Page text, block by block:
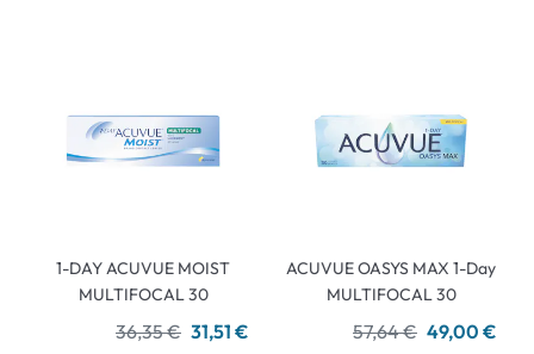
1-DAY ACUVUE MOIST
MULTIFOCAL 30
36,35 € 31,51 €
ACUVUE OASYS MAX 1-Day
MULTIFOCAL 30
57,64 € 49,00 €